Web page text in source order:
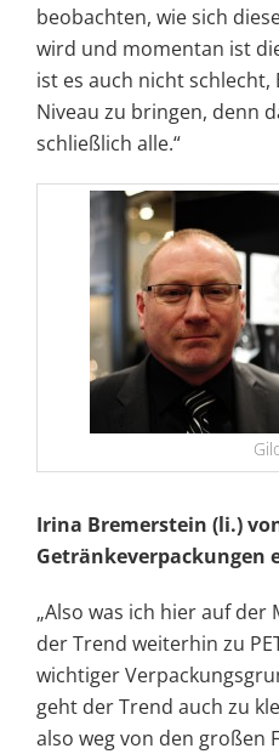
beobachten, wie sich
wird und momentan ist
ist es auch nicht schlecht,
Niveau zu bringen, denn
schließlich alle.“
Irina Bremerstein (li.)
Getränkeverpackungen
„Also was ich hier auf der
der Trend weiterhin zu
wichtiger
geht der Trend auch zu
also weg von den großen